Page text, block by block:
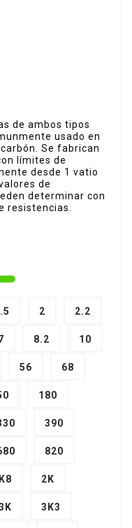
de ambos tipos
usado en
Se fabrican
límites de
desde 1 vatio
de
determinar con
resistencias.
2 2.2
8.2 10
56 68
180
390
820
2K
3K3